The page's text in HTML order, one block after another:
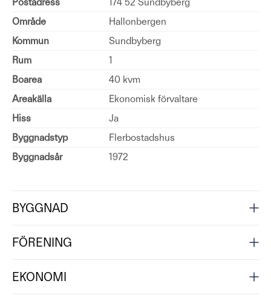
Område
Hallonbergen
Kommun
Sundbyberg
Rum
1
Boarea
40 kvm
Areakälla
Ekonomisk förvaltare
Hiss
Ja
Byggnadstyp
Flerbostadshus
Byggnadsår
1972
BYGGNAD
FÖRENING
EKONOMI